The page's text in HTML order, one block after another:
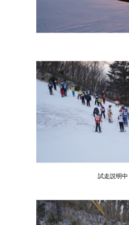
試走説明中